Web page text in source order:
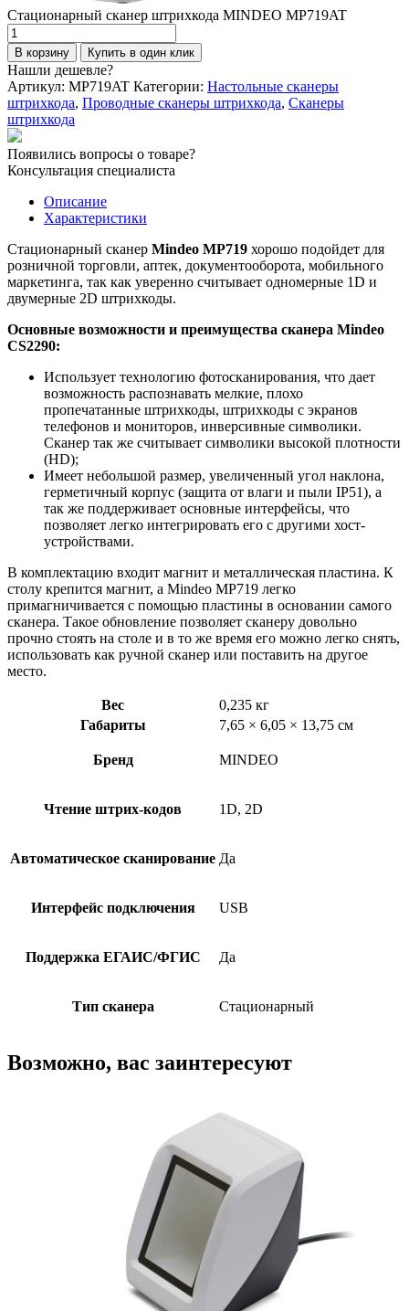
Стационарный сканер штрихкода MINDEO MP719AT
Количество
товара
Стационарный
сканер
штрихкода
MINDEO
MP719AT
В корзину Купить в один клик
Нашли дешевле?
Артикул: MP719AT Категории: Настольные сканеры
штрихкода, Проводные сканеры штрихкода, Сканеры
штрихкода
Появились вопросы о товаре?
Консультация специалиста
Описание
Характеристики
Стационарный сканер Mindeo MP719 хорошо подойдет для
розничной торговли, аптек, документооборота, мобильного
маркетинга, так как уверенно считывает одномерные 1D и
двумерные 2D штрихкоды.
Основные возможности и преимущества сканера Mindeo
CS2290:
Использует технологию фотосканирования, что дает
возможность распознавать мелкие, плохо
пропечатанные штрихкоды, штрихкоды с экранов
телефонов и мониторов, инверсивные символики.
Сканер так же считывает символики высокой плотности
(HD);
Имеет небольшой размер, увеличенный угол наклона,
герметичный корпус (защита от влаги и пыли IP51), а
так же поддерживает основные интерфейсы, что
позволяет легко интегрировать его с другими хост-
устройствами.
В комплектацию входит магнит и металлическая пластина. К
столу крепится магнит, а Mindeo MP719 легко
примагничивается с помощью пластины в основании самого
сканера. Такое обновление позволяет сканеру довольно
прочно стоять на столе и в то же время его можно легко снять,
использовать как ручной сканер или поставить на другое
место.
Вес
0,235 кг
Габариты
7,65 × 6,05 × 13,75 см
Бренд MINDEO
Чтение штрих-кодов 1D, 2D
Автоматическое сканирование Да
Интерфейс подключения USB
Поддержка ЕГАИС/ФГИС Да
Тип сканера Стационарный
Возможно, вас заинтересуют